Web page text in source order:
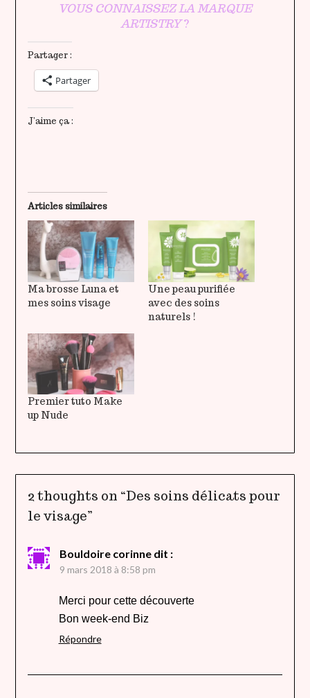
VOUS CONNAISSEZ LA MARQUE
ARTISTRY?
Partager :
Partager
J’aime ça :
Articles similaires
Ma brosse Luna et
mes soins visage
Une peau purifiée
avec des soins
naturels !
Premier tuto Make
up Nude
2 thoughts on “Des soins délicats pour
le visage”
Bouldoire corinne dit :
9 mars 2018 à 8:58 pm
Merci pour cette découverte
Bon week-end Biz
Répondre